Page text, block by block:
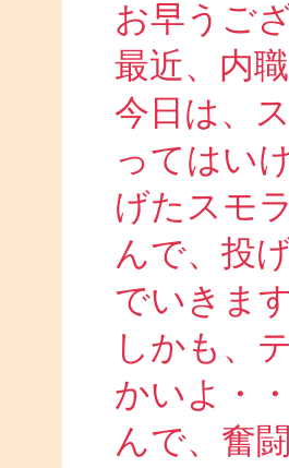
お早うご
最近、内
今日は、
ってはい
げたスモ
んで、投
でいきま
しかも、
かいよ・・
んで、奮